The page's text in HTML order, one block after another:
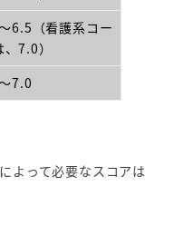
6.5（看護系コー
7.0）
7.0
よって必要なスコアは